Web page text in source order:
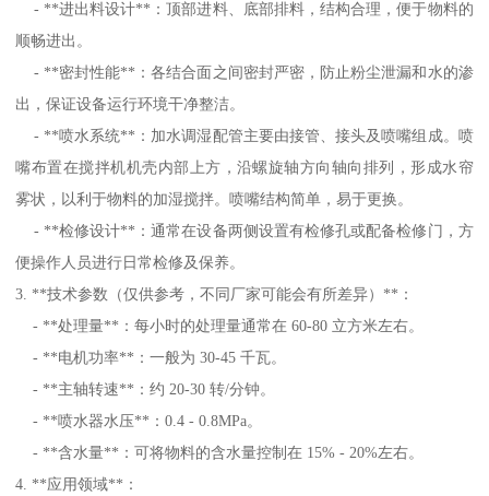
- **进出料设计**：顶部进料、底部排料，结构合理，便于物料的
顺畅进出。
- **密封性能**：各结合面之间密封严密，防止粉尘泄漏和水的渗
出，保证设备运行环境干净整洁。
- **喷水系统**：加水调湿配管主要由接管、接头及喷嘴组成。喷
嘴布置在搅拌机机壳内部上方，沿螺旋轴方向轴向排列，形成水帘
雾状，以利于物料的加湿搅拌。喷嘴结构简单，易于更换。
- **检修设计**：通常在设备两侧设置有检修孔或配备检修门，方
便操作人员进行日常检修及保养。
3. **技术参数（仅供参考，不同厂家可能会有所差异）**：
- **处理量**：每小时的处理量通常在 60-80 立方米左右。
- **电机功率**：一般为 30-45 千瓦。
- **主轴转速**：约 20-30 转/分钟。
- **喷水器水压**：0.4 - 0.8MPa。
- **含水量**：可将物料的含水量控制在 15% - 20%左右。
4. **应用领域**：